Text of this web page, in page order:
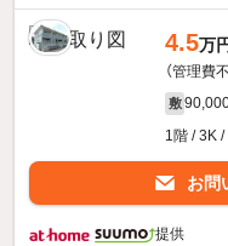
4.5万
（管理費
敷
1階 / 3K
お問
提供